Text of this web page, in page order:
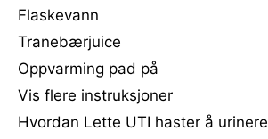
Flaskevann
Tranebærjuice
Oppvarming pad på
Vis flere instruksjoner
Hvordan Lette UTI haster å urinere